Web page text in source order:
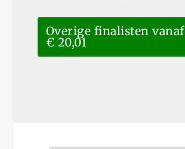
Overige finalisten vanaf
€ 20,01